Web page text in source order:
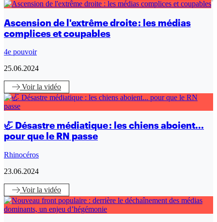
Ascension de l'extrême droite : les médias
complices et coupables
4e pouvoir
25.06.2024
Voirla vidéo
🦏 Désastre médiatique : les chiens aboient...
pour que le RN passe
Rhinocéros
23.06.2024
Voirla vidéo